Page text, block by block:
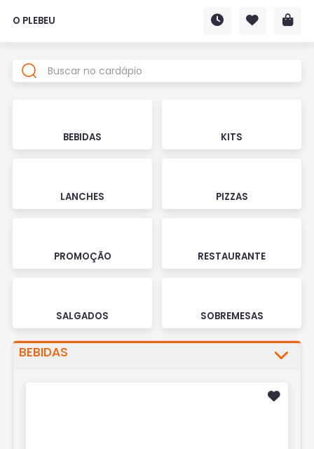
O PLEBEU
BEBIDAS KITS
LANCHES PIZZAS
PROMOÇÃO RESTAURANTE
SALGADOS SOBREMESAS
BEBIDAS